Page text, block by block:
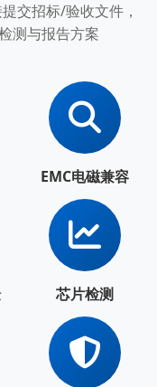
交招标/验收文件，
测与报告方案
EMC电磁兼容
芯片检测